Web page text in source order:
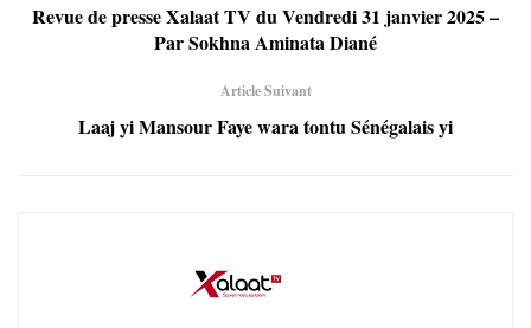
Revue de presse Xalaat TV du Vendredi 31 janvier 2025 –
Par Sokhna Aminata Diané
Article Suivant
Laaj yi Mansour Faye wara tontu Sénégalais yi